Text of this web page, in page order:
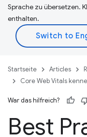
Sprache zu übersetzen.
enthalten.
Startseite Articles
Core Web Vitals
War das hilfreich?
Best